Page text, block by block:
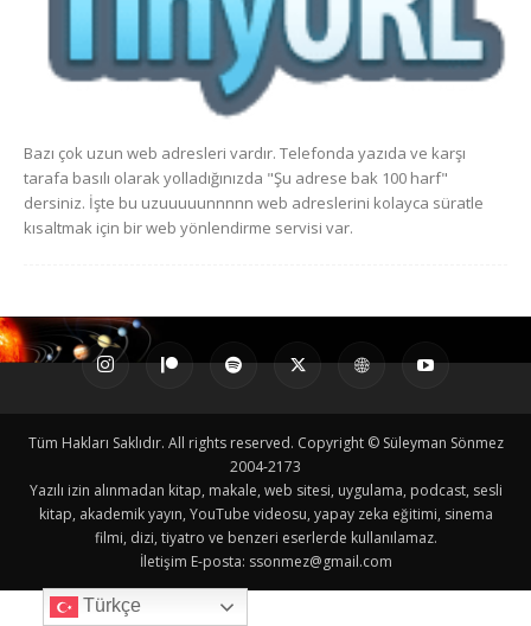
Bazı çok uzun web adresleri vardır. Telefonda yazıda ve karşı
tarafa basılı olarak yolladığınızda "Şu adrese bak 100 harf"
dersiniz. İşte bu uzuuuuunnnnn web adreslerini kolayca süratle
kısaltmak için bir web yönlendirme servisi var.
Tüm Hakları Saklıdır. All rights reserved. Copyright © Süleyman Sönmez
2004-2173
Yazılı izin alınmadan kitap, makale, web sitesi, uygulama, podcast, sesli
kitap, akademik yayın, YouTube videosu, yapay zeka eğitimi, sinema
filmi, dizi, tiyatro ve benzeri eserlerde kullanılamaz.
İletişim E-posta: ssonmez@gmail.com
Türkçe